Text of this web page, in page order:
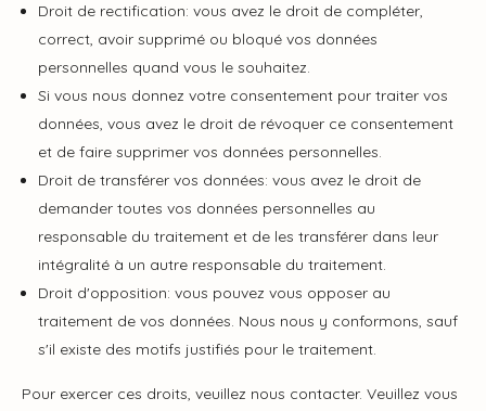
Droit de rectification: vous avez le droit de compléter,
correct, avoir supprimé ou bloqué vos données
personnelles quand vous le souhaitez.
Si vous nous donnez votre consentement pour traiter vos
données, vous avez le droit de révoquer ce consentement
et de faire supprimer vos données personnelles.
Droit de transférer vos données: vous avez le droit de
demander toutes vos données personnelles au
responsable du traitement et de les transférer dans leur
intégralité à un autre responsable du traitement.
Droit d'opposition: vous pouvez vous opposer au
traitement de vos données. Nous nous y conformons, sauf
s'il existe des motifs justifiés pour le traitement.
Pour exercer ces droits, veuillez nous contacter. Veuillez vous